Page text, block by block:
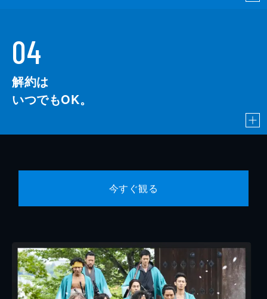
04
解約は
いつでもOK。
今すぐ観る